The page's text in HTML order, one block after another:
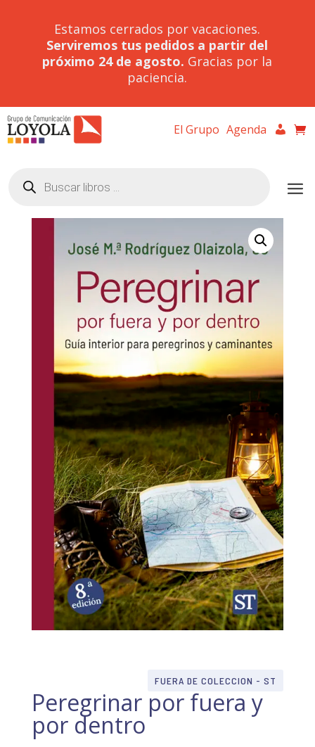
Estamos cerrados por vacaciones.
Serviremos tus pedidos a partir del
próximo 24 de agosto. Gracias por la
paciencia.
El Grupo Agenda
productos
FUERA DE COLECCION - ST
Peregrinar por fuera y
por dentro